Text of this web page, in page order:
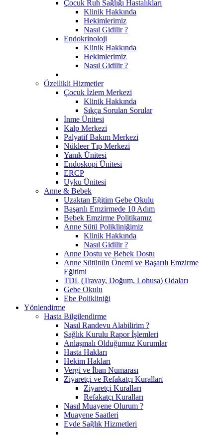
Çocuk Ruh Sağlığı Hastalıkları
Klinik Hakkında
Hekimlerimiz
Nasıl Gidilir ?
Endokrinoloji
Klinik Hakkında
Hekimlerimiz
Nasıl Gidilir ?
Özellikli Hizmetler
Çocuk İzlem Merkezi
Klinik Hakkında
Sıkça Sorulan Sorular
İnme Ünitesi
Kalp Merkezi
Palyatif Bakım Merkezi
Nükleer Tıp Merkezi
Yanık Ünitesi
Endoskopi Ünitesi
ERCP
Uyku Ünitesi
Anne & Bebek
Uzaktan Eğitim Gebe Okulu
Başarılı Emzirmede 10 Adım
Bebek Emzirme Politikamız
Anne Sütü Polikliniğimiz
Klinik Hakkında
Nasıl Gidilir ?
Anne Dostu ve Bebek Dostu
Anne Sütünün Önemi ve Başarılı Emzirme
Eğitimi
TDL (Travay, Doğum, Lohusa) Odaları
Gebe Okulu
Ebe Polikliniği
Yönlendirme
Hasta Bilgilendirme
Nasıl Randevu Alabilirim ?
Sağlık Kurulu Rapor İşlemleri
Anlaşmalı Olduğumuz Kurumlar
Hasta Hakları
Hekim Hakları
Vergi ve İban Numarası
Ziyaretçi ve Refakatçı Kuralları
Ziyaretçi Kuralları
Refakatçı Kuralları
Nasıl Muayene Olurum ?
Muayene Saatleri
Evde Sağlık Hizmetleri